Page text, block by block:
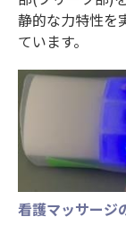
静的な力特性を
ています。
看護マッサージ